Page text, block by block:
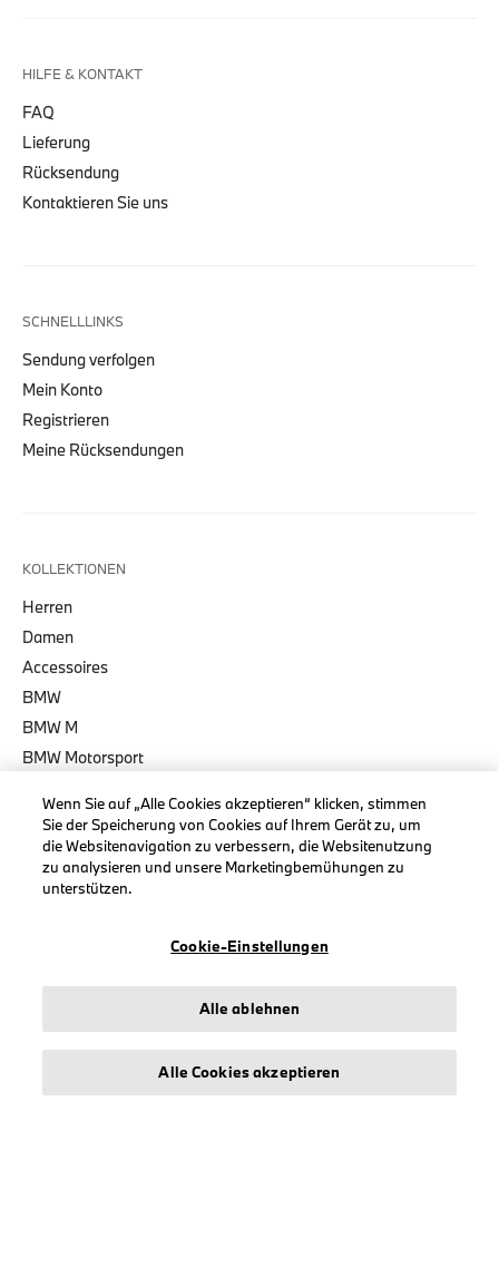
HILFE & KONTAKT
FAQ
Lieferung
Rücksendung
Kontaktieren Sie uns
SCHNELLLINKS
Sendung verfolgen
Mein Konto
Registrieren
Meine Rücksendungen
KOLLEKTIONEN
Herren
Damen
Accessoires
BMW
BMW M
BMW Motorsport
INFORMATIONEN
Geschäftsbedingungen
Erklärung zur Barrierefreiheit
Wenn Sie auf „Alle Cookies akzeptieren“ klicken, stimmen
Sie der Speicherung von Cookies auf Ihrem Gerät zu, um
die Websitenavigation zu verbessern, die Websitenutzung
zu analysieren und unsere Marketingbemühungen zu
unterstützen.
Cookie-Einstellungen
Alle ablehnen
Alle Cookies akzeptieren